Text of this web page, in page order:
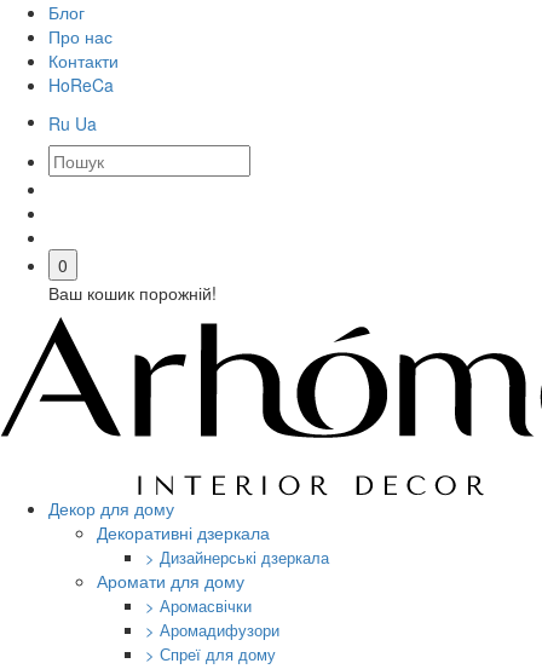
Блог
Про нас
Контакти
HoReCa
Ru Ua
0
Ваш кошик порожній!
Декор для дому
Декоративні дзеркала
> Дизайнерські дзеркала
Аромати для дому
> Аромасвічки
> Аромадифузори
> Спреї для дому